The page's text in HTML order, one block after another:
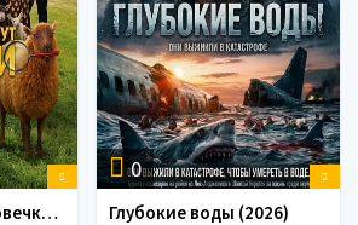
Следствие ведут овечки (2026)
0
Глубокие воды (2026)